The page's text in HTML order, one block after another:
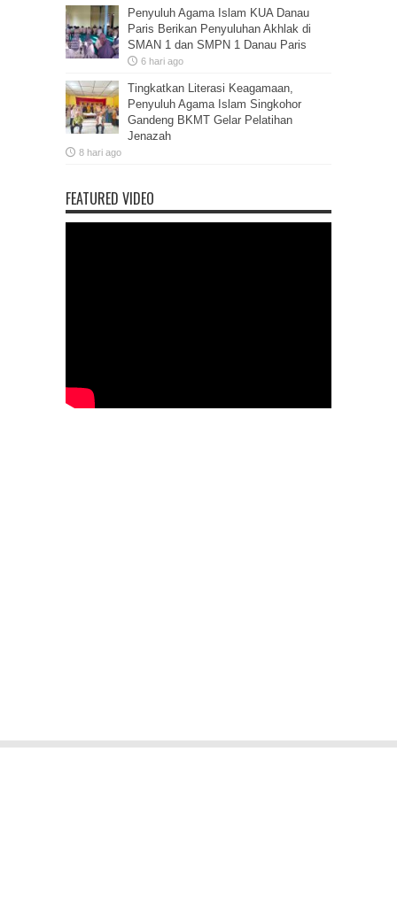
Penyuluh Agama Islam KUA Danau
Paris Berikan Penyuluhan Akhlak di
SMAN 1 dan SMPN 1 Danau Paris
6 hari ago
Tingkatkan Literasi Keagamaan,
Penyuluh Agama Islam Singkohor
Gandeng BKMT Gelar Pelatihan
Jenazah
8 hari ago
FEATURED VIDEO